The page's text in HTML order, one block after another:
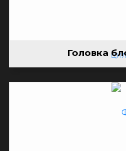
Головка